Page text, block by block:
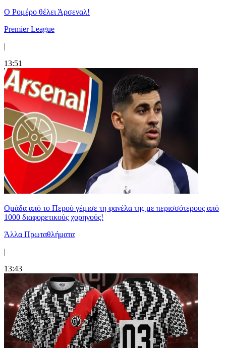
Ο Ρομέρο θέλει Άρσεναλ!
Premier League
|
13:51
Ομάδα από το Περού γέμισε τη φανέλα της με περισσότερους από
1000 διαφορετικούς χορηγούς!
Άλλα Πρωταθλήματα
|
13:43